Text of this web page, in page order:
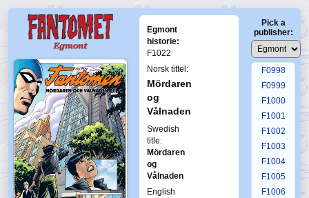
Egmont
historie:
F1022
Norsk tittel:
Mördaren
og
Vålnaden
Swedish
title:
Mördaren
og
Vålnaden
English
Pick a
publisher:
F0994
F0995
F0996
F0997
F0998
F0999
F1000
F1001
F1002
F1003
F1004
F1005
F1006